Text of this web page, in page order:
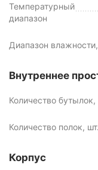
Температурный
диапазон
Диапазон влажности,
Внутреннее
Количество бутылок,
Количество полок, шт.
Корпус